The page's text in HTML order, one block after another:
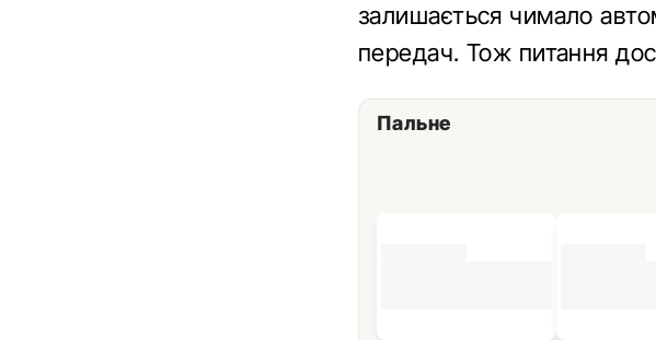
залишається чимало
передач. Тож питання
Пальне